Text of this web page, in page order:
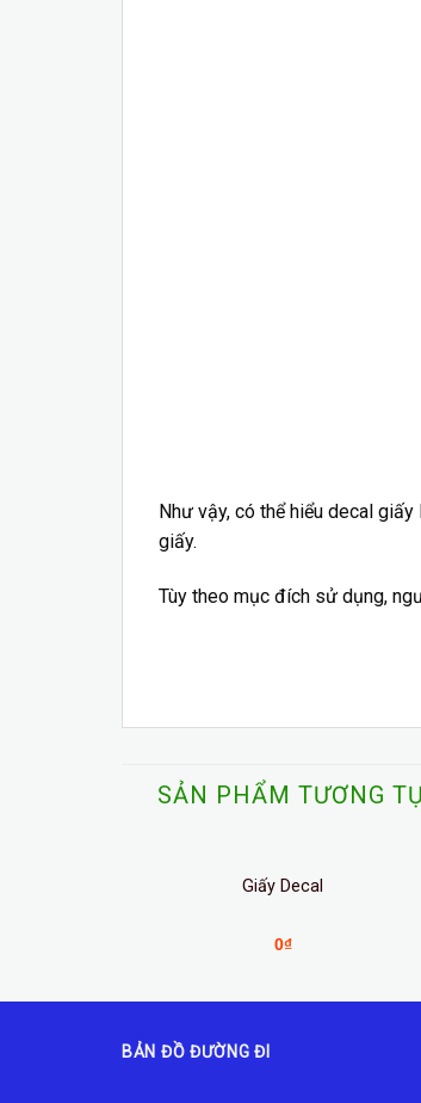
Decal giấy
Như vậy, có thể hiểu decal
giấy.
Tùy theo mục đích sử dụng,
SẢN PHẨM TƯƠNG
Giấy Decal
0₫
BẢN ĐỒ ĐƯỜNG ĐI